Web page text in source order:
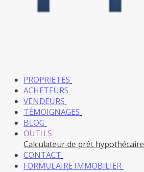
PROPRIETES
ACHETEURS
VENDEURS
TÉMOIGNAGES
BLOG
OUTILS
Calculateur de prêt hypothécaire
CONTACT
FORMULAIRE IMMOBILIER